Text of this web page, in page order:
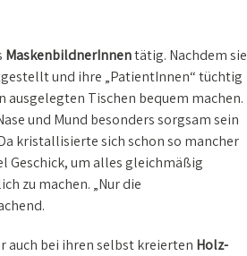
MaskenbildnerInnentätig. Nachdem sie
und ihre „PatientInnen“ tüchtig
Tischen bequem machen.
und Mund besonders sorgsam sein
kristallisierte sich schon so mancher
Geschick, um alles gleichmäßig
zu machen. „Nur die
auch bei ihren selbst kreierten Holz-